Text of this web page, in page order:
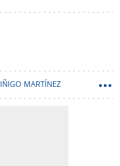
IÑIGO MARTÍNEZ